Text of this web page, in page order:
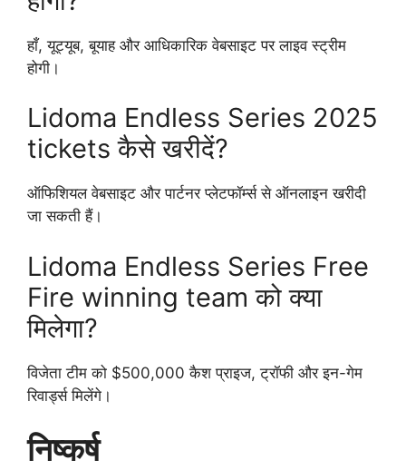
हाँ, यूट्यूब, बूयाह और आधिकारिक वेबसाइट पर लाइव स्ट्रीम
होगी।
Lidoma Endless Series 2025
tickets कैसे खरीदें?
ऑफिशियल वेबसाइट और पार्टनर प्लेटफॉर्म्स से ऑनलाइन खरीदी
जा सकती हैं।
Lidoma Endless Series Free
Fire winning team को क्या
मिलेगा?
विजेता टीम को $500,000 कैश प्राइज, ट्रॉफी और इन-गेम
रिवार्ड्स मिलेंगे।
निष्कर्ष